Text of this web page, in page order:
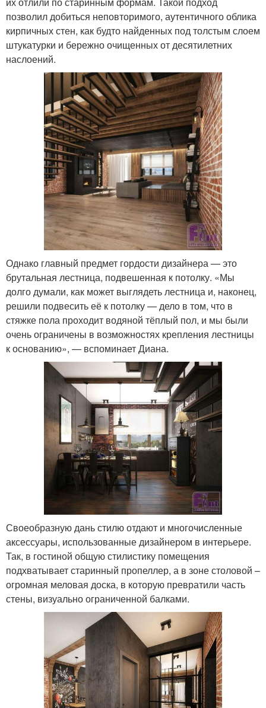
позволил добиться неповторимого, аутентичного облика
кирпичных стен, как будто найденных под толстым слоем
штукатурки и бережно очищенных от десятилетних
наслоений.
Однако главный предмет гордости дизайнера — это
брутальная лестница, подвешенная к потолку. «Мы
долго думали, как может выглядеть лестница и, наконец,
решили подвесить её к потолку — дело в том, что в
стяжке пола проходит водяной тёплый пол, и мы были
очень ограничены в возможностях крепления лестницы
к основанию», — вспоминает Диана.
Своеобразную дань стилю отдают и многочисленные
аксессуары, использованные дизайнером в интерьере.
Так, в гостиной общую стилистику помещения
подхватывает старинный пропеллер, а в зоне столовой –
огромная меловая доска, в которую превратили часть
стены, визуально ограниченной балками.